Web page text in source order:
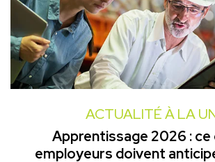
ACTUALITÉ À LA
Apprentissage 2026 : ce
employeurs doivent